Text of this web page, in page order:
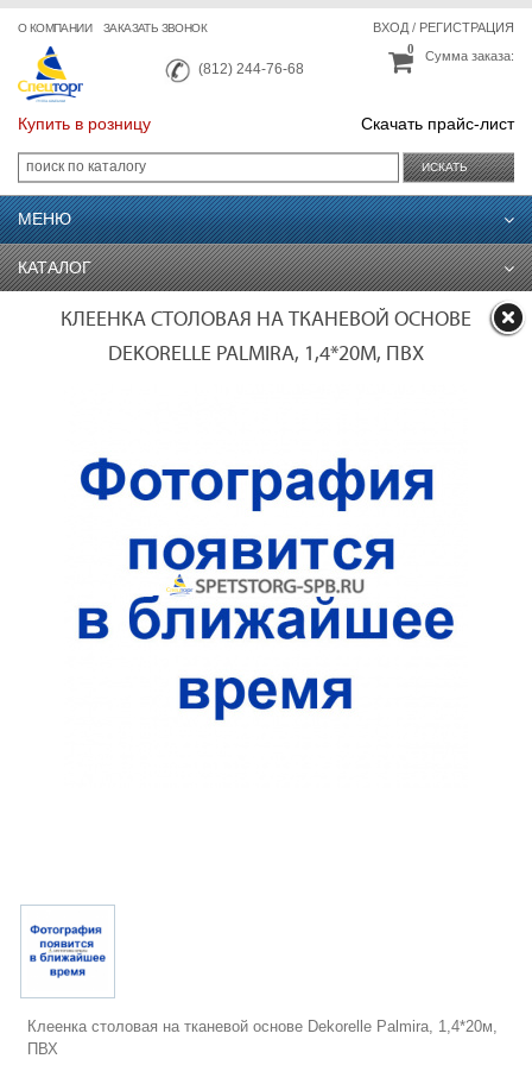
О КОМПАНИИ ЗАКАЗАТЬ ЗВОНОК
(812) 244-76-68
ВХОД/ РЕГИСТРАЦИЯ
Сумма заказа:
0
Купить в розницу Скачать прайс-лист
ИСКАТЬ
МЕНЮ
КАТАЛОГ
КЛЕЕНКА СТОЛОВАЯ НА ТКАНЕВОЙ ОСНОВЕ
DEKORELLE PALMIRA, 1,4*20М, ПВХ
Клеенка столовая на тканевой основе Dekorelle Palmira, 1,4*20м,
ПВХ